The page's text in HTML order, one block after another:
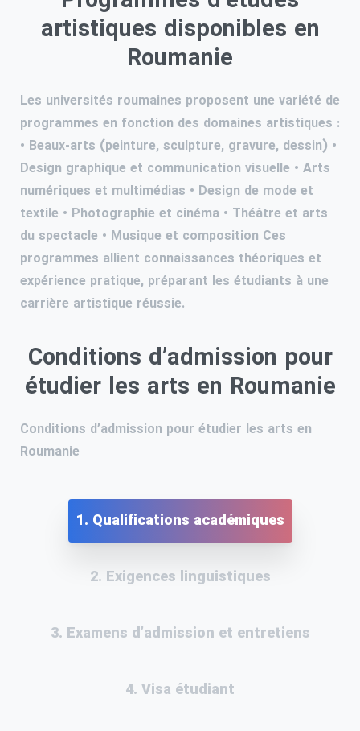
artistiques disponibles en
Roumanie
Les universités roumaines proposent une variété de
programmes en fonction des domaines artistiques :
• Beaux-arts (peinture, sculpture, gravure, dessin) •
Design graphique et communication visuelle • Arts
numériques et multimédias • Design de mode et
textile • Photographie et cinéma • Théâtre et arts
du spectacle • Musique et composition Ces
programmes allient connaissances théoriques et
expérience pratique, préparant les étudiants à une
carrière artistique réussie.
Conditions d’admission pour
étudier les arts en Roumanie
Conditions d’admission pour étudier les arts en
Roumanie
1. Qualifications académiques
2. Exigences linguistiques
3. Examens d’admission et entretiens
4. Visa étudiant